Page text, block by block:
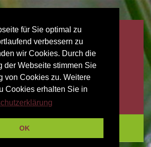
für Sie optimal zu
verbessern zu
wir Cookies. Durch die
der Webseite stimmen Sie
von Cookies zu. Weitere
Cookies erhalten Sie in
OK